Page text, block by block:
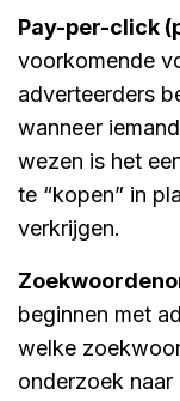
pay-per-click
voorkomende
adverteerders
wanneer
wezen is het
te “kopen” in
verkrijgen.
beginnen met
welke
onderzoek